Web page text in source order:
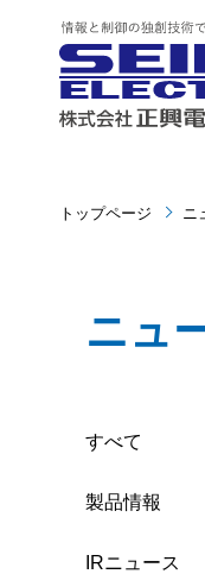
トップページ ニ
ニュ
すべて
製品情報
IRニュース